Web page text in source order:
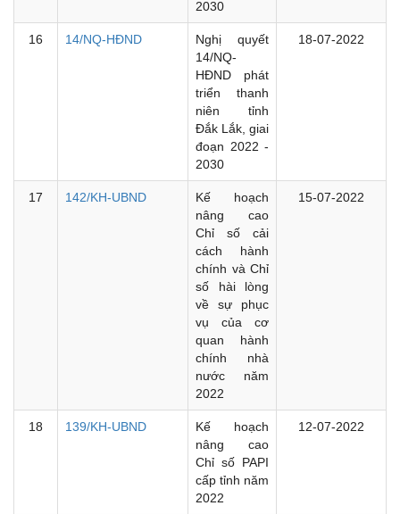
2030
16 14/NQ-HĐND
Nghị quyết
14/NQ-
HĐND phát
triển thanh
niên tỉnh
Đắk Lắk, giai
đoạn 2022 -
2030
18-07-2022
17 142/KH-UBND
Kế hoạch
nâng cao
Chỉ số cải
cách hành
chính và Chỉ
số hài lòng
về sự phục
vụ của cơ
quan hành
chính nhà
nước năm
2022
15-07-2022
18 139/KH-UBND
Kế hoạch
nâng cao
Chỉ số PAPI
cấp tỉnh năm
2022
12-07-2022